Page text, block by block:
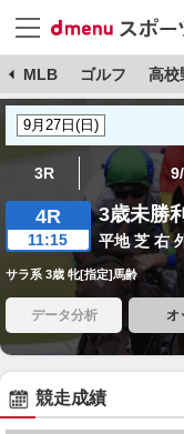
MLB ゴルフ 高校
3R
4R
11:15
3歳未勝利
平地 芝 右
サラ系 3歳 牝[指定]馬齢
データ分析 オ
競走成績